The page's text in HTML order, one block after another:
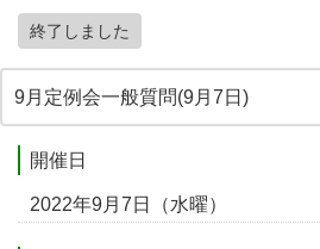
終了しました
9月定例会一般質問(9月7日)
開催日
2022年9月7日（水曜）